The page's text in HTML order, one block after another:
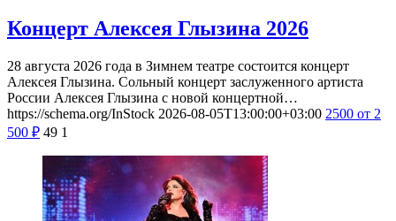
Концерт Алексея Глызина 2026
28 августа 2026 года в Зимнем театре состоится концерт
Алексея Глызина. Сольный концерт заслуженного артиста
России Алексея Глызина с новой концертной…
https://schema.org/InStock 2026-08-05T13:00:00+03:00 2500 от 2
500 ₽ 49 1